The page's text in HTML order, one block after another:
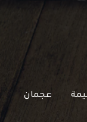
عجمان